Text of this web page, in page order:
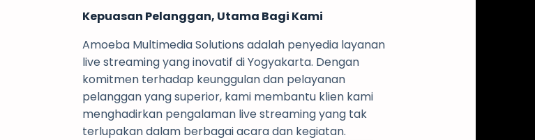
Kepuasan Pelanggan, Utama Bagi Kami
Amoeba Multimedia Solutions adalah penyedia layanan
live streaming yang inovatif di Yogyakarta. Dengan
komitmen terhadap keunggulan dan pelayanan
pelanggan yang superior, kami membantu klien kami
menghadirkan pengalaman live streaming yang tak
terlupakan dalam berbagai acara dan kegiatan.